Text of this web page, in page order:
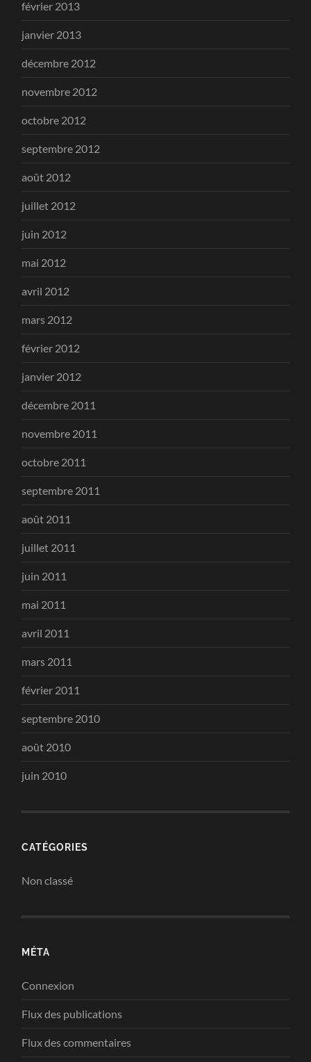
février 2013
janvier 2013
décembre 2012
novembre 2012
octobre 2012
septembre 2012
août 2012
juillet 2012
juin 2012
mai 2012
avril 2012
mars 2012
février 2012
janvier 2012
décembre 2011
novembre 2011
octobre 2011
septembre 2011
août 2011
juillet 2011
juin 2011
mai 2011
avril 2011
mars 2011
février 2011
septembre 2010
août 2010
juin 2010
CATÉGORIES
Non classé
MÉTA
Connexion
Flux des publications
Flux des commentaires